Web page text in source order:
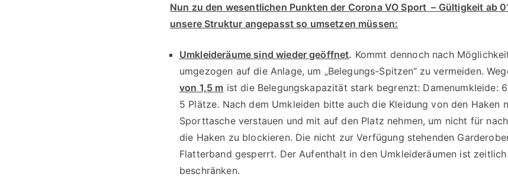
Nun zu den wesentlichen Punkten der Corona VO Sport – Gültigkeit ab
unsere Struktur angepasst so umsetzen müssen:
Umkleideräume sind wieder geöffnet. Kommt dennoch nach
umgezogen auf die Anlage, um „Belegungs-Spitzen“ zu vermeiden.
von 1,5 m ist die Belegungskapazität stark begrenzt: Damenumkleide:
5 Plätze. Nach dem Umkleiden bitte auch die Kleidung von den Haken
Sporttasche verstauen und mit auf den Platz nehmen, um nicht für
die Haken zu blockieren. Die nicht zur Verfügung stehenden
Flatterband gesperrt. Der Aufenthalt in den Umkleideräumen ist
beschränken.